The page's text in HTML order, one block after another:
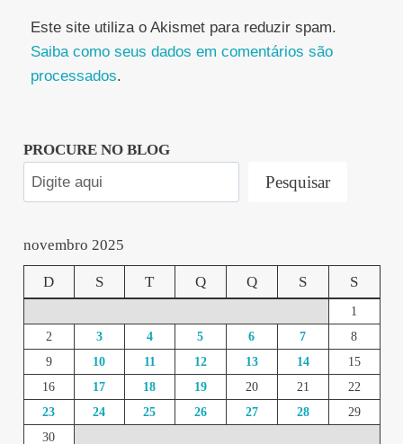
Este site utiliza o Akismet para reduzir spam.
Saiba como seus dados em comentários são
processados.
PROCURE NO BLOG
Pesquisar
novembro 2025
D S T Q Q S S
1
2
3 4 5 6 7
8
9
10 11 12 13 14
15
16
17 18 19 20 21
22
23
24 25 26 27 28
29
30